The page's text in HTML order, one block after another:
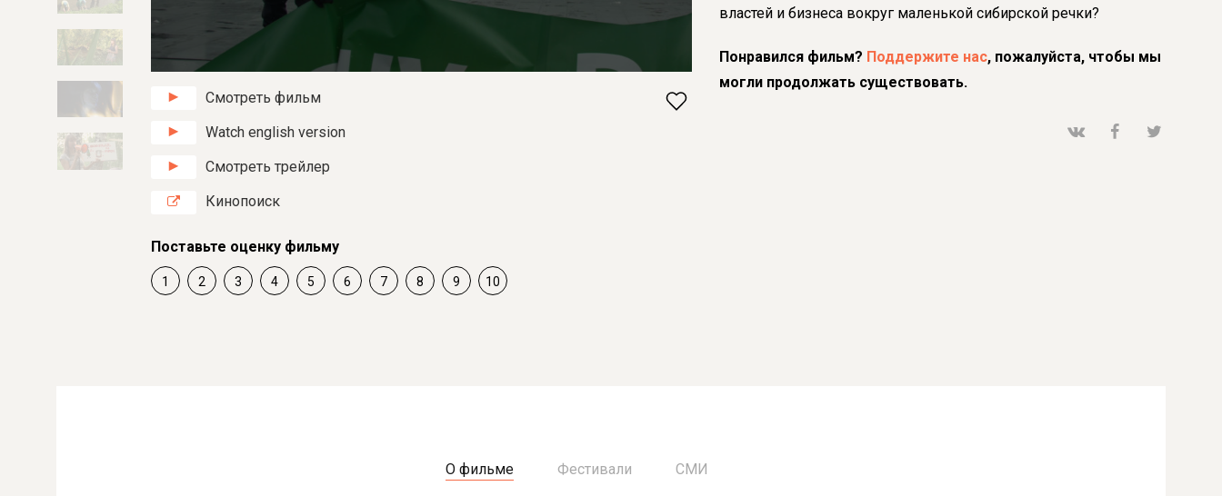
Смотреть фильм
Watch english version
Смотреть трейлер
Кинопоиск
Поставьте оценку фильму
1 2 3 4 5 6 7 8 9 10
властей и бизнеса вокруг маленькой сибирской речки?
Понравился фильм? Поддержите нас, пожалуйста, чтобы мы
могли продолжать существовать.
О фильме Фестивали СМИ